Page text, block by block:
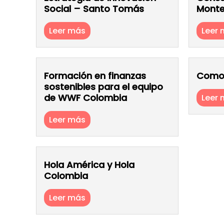
Social – Santo Tomás
Leer más Leer
Formación en finanzas
sostenibles para el equipo
de WWF Colombia
Leer más
Leer
Hola América y Hola
Colombia
Leer más